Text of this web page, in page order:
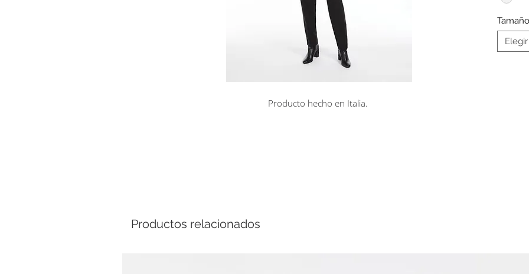
Tamaño
Elegir
Producto hecho en Italia.
Productos relacionados